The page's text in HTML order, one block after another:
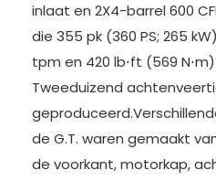
inlaat en 2X4-barrel 600
die 355 pk (360 PS; 265
tpm en 420 lb⋅ft (569
Tweeduizend
de G.T. waren gemaakt
de voorkant, motorkap,